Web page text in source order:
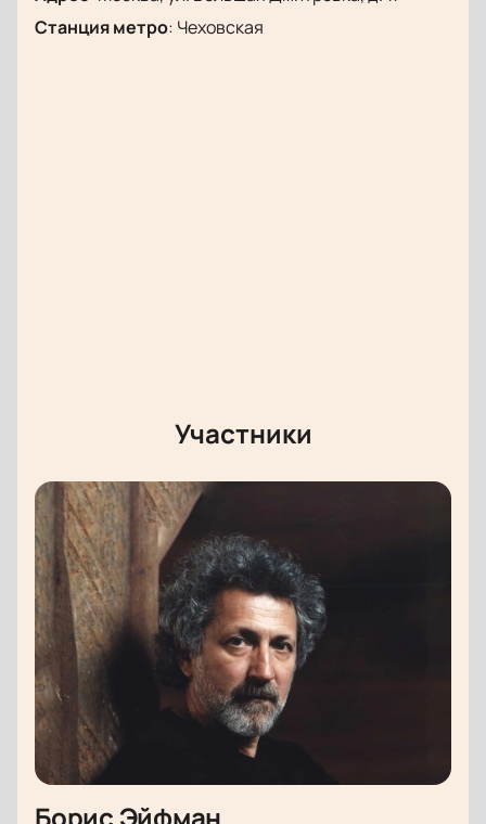
психологического театра Бориса Эйфмана.
Станция метро: Чеховская
Участники